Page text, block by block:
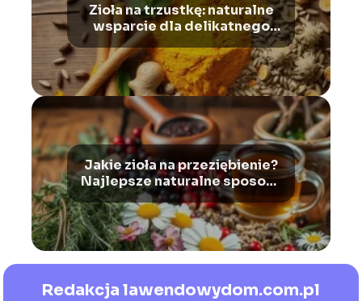
Zioła na trzustkę: naturalne
wsparcie dla delikatnego
organu
Jakie zioła na przeziębienie?
Najlepsze naturalne sposoby
na infekcję i wzmocnienie
odporności
Redakcja lawendowydom.com.pl